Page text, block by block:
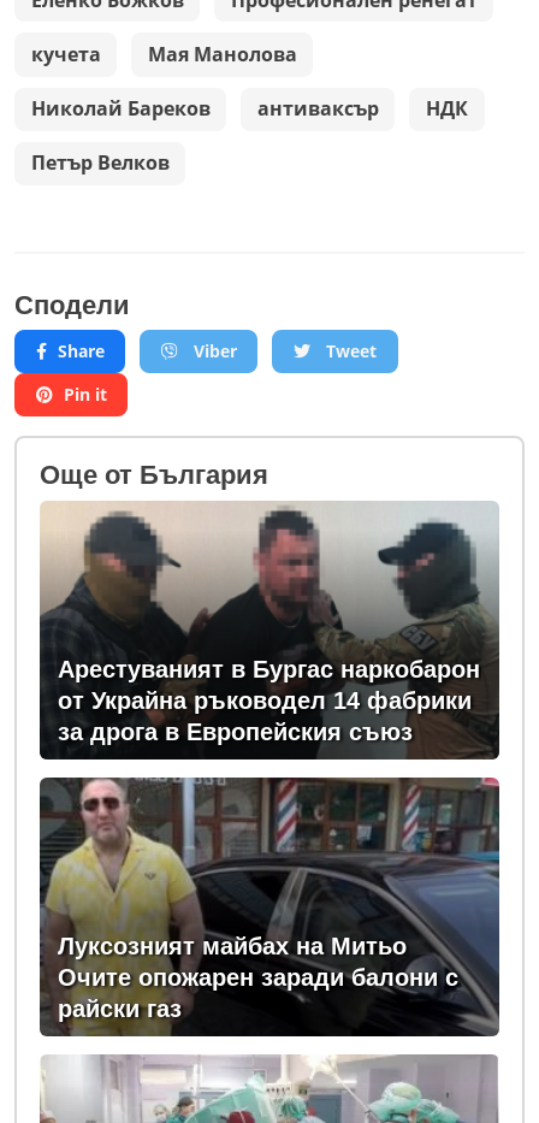
кучета Мая Манолова
Николай Бареков антиваксър НДК
Петър Велков
Сподели
Share Viber
Tweet
Pin it
Oще от България
Арестуваният в Бургас наркобарон
от Украйна ръководел 14 фабрики
за дрога в Европейския съюз
Луксозният майбах на Митьо
Очите опожарен заради балони с
райски газ